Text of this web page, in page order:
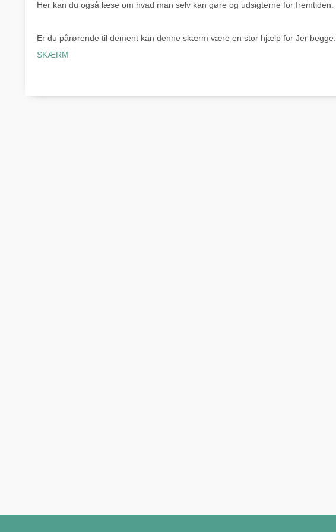
Her kan du også læse om hvad man selv kan gøre og udsigterne for fremtiden.
Er du pårørende til dement kan denne skærm være en stor hjælp for Jer begge:
SKÆRM